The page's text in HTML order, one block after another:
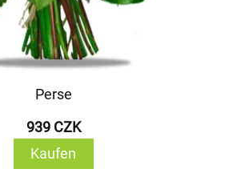
Perse
939 CZK
Kaufen